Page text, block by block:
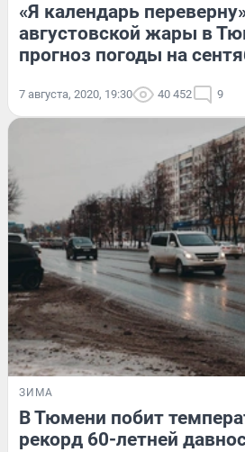
«Я календарь
августовской жары в
прогноз погоды на
7 августа, 2020, 19:30 40 452 9
ЗИМА
В Тюмени побит
рекорд 60-летней